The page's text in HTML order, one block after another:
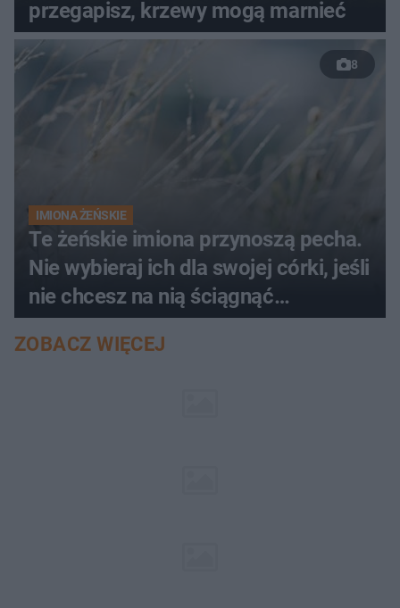
przegapisz, krzewy mogą marnieć
8
IMIONA ŻEŃSKIE
Te żeńskie imiona przynoszą pecha.
Nie wybieraj ich dla swojej córki, jeśli
nie chcesz na nią ściągnąć
nieszczęścia
ZOBACZ WIĘCEJ